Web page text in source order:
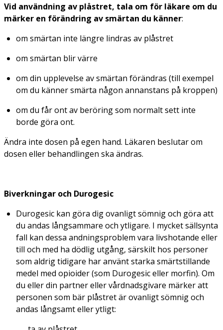
Vid användning av plåstret, tala om för läkare om du
märker en förändring av smärtan du känner:
om smärtan inte längre lindras av plåstret
om smärtan blir värre
om din upplevelse av smärtan förändras (till exempel
om du känner smärta någon annanstans på kroppen)
om du får ont av beröring som normalt sett inte
borde göra ont.
Ändra inte dosen på egen hand. Läkaren beslutar om
dosen eller behandlingen ska ändras.
Biverkningar och Durogesic
Durogesic kan göra dig ovanligt sömnig och göra att
du andas långsammare och ytligare. I mycket sällsynta
fall kan dessa andningsproblem vara livshotande eller
till och med ha dödlig utgång, särskilt hos personer
som aldrig tidigare har använt starka smärtstillande
medel med opioider (som Durogesic eller morfin). Om
du eller din partner eller vårdnadsgivare märker att
personen som bär plåstret är ovanligt sömnig och
andas långsamt eller ytligt: